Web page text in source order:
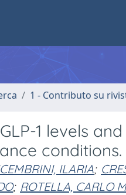
1 - Contributo su
1 levels
conditions.
ILARIA;
; ROTELLA, CARLO